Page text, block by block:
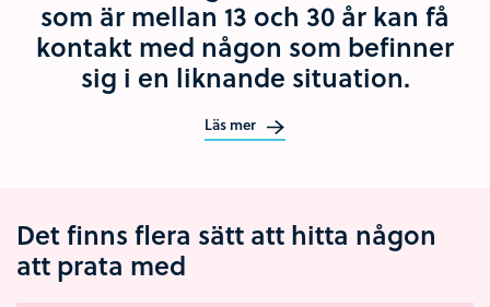
som är mellan 13 och 30 år kan få
kontakt med någon som befinner
sig i en liknande situation.
Läs mer
Det finns flera sätt att hitta någon
att prata med